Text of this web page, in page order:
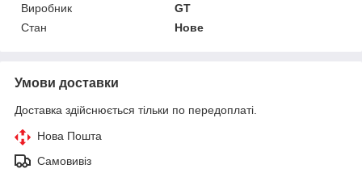
Виробник
GT
Стан
Нове
Умови доставки
Доставка здійснюється тільки по передоплаті.
Нова Пошта
Самовивіз